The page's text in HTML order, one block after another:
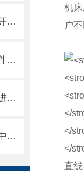
拉链式丝杠防护罩能够随部件做伸开或压缩运动
按照缝合式丝杠防护罩具体所需条件定制
正确选用缝合式丝杠防护罩需对其进行风险评估
刮板排屑机在汽车零部件加工过程中的作用
机
户
直